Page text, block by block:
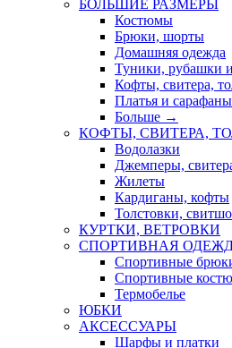
БОЛЬШИЕ РАЗМЕРЫ
Костюмы
Брюки, шорты
Домашняя одежда
Туники, рубашки
Кофты, свитера,
Платья и сарафаны
Больше →
КОФТЫ, СВИТЕРА,
Водолазки
Джемперы,
Жилеты
Кардиганы, кофты
Толстовки,
КУРТКИ, ВЕТРОВКИ
СПОРТИВНАЯ
Спортивные
Спортивные
Термобелье
ЮБКИ
AКСЕССУАРЫ
Шарфы и платки